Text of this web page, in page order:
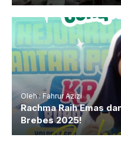
Oleh : Fahrur Azizi
Rachma Raih Emas
Brebes 2025!